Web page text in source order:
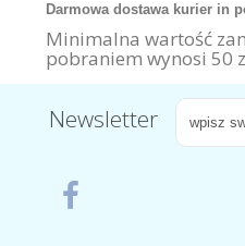
Darmowa dostawa kurier in
Minimalna wartość
pobraniem wynosi 50
Newsletter